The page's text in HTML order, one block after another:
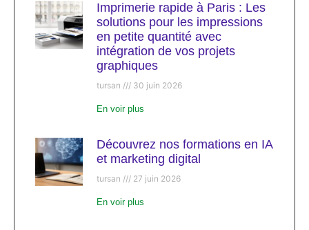
Imprimerie rapide à Paris : Les
solutions pour les impressions
en petite quantité avec
intégration de vos projets
graphiques
tursan 30 juin 2026
En voir plus
Découvrez nos formations en IA
et marketing digital
tursan 27 juin 2026
En voir plus